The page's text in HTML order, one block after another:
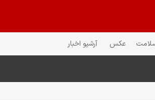
عکس آرشیو اخبار